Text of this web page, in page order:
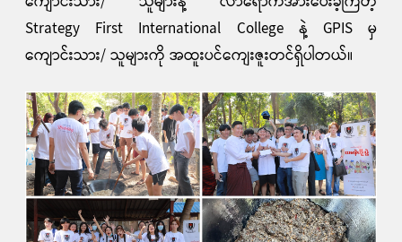
Strategy First International College နဲ့ GPIS မှ
ကျောင်းသား/ သူများကို အထူးပင်ကျေးဇူးတင်ရှိပါတယ်။